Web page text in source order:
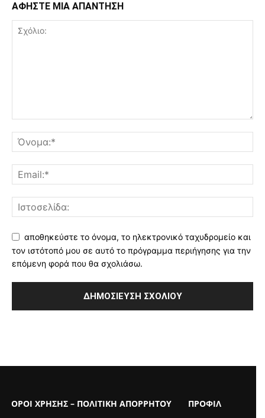
ΑΦΗΣΤΕ ΜΙΑ ΑΠΑΝΤΗΣΗ
αποθηκεύστε το όνομα, το ηλεκτρονικό ταχυδρομείο και
τον ιστότοπό μου σε αυτό το πρόγραμμα περιήγησης για την
επόμενη φορά που θα σχολιάσω.
ΟΡΟΙ ΧΡΗΣΗΣ – ΠΟΛΙΤΙΚΗ ΑΠΟΡΡΗΤΟΥ ΠΡΟΦΙΛ